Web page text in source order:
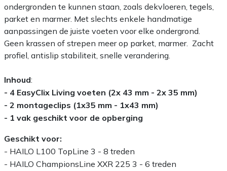
ondergronden te kunnen staan, zoals dekvloeren, tegels,
parket en marmer. Met slechts enkele handmatige
aanpassingen de juiste voeten voor elke ondergrond.
Geen krassen of strepen meer op parket, marmer. Zacht
profiel, antislip stabiliteit, snelle verandering.
Inhoud:
- 4 EasyClix Living voeten (2x 43 mm - 2x 35 mm)
- 2 montageclips (1x35 mm - 1x43 mm)
- 1 vak geschikt voor de opberging
Geschikt voor:
- HAILO L100 TopLine 3 - 8 treden
- HAILO ChampionsLine XXR 225 3 - 6 treden